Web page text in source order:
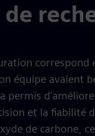
correspond
équipe avaient
permis
et la fiabilité
de carbone,